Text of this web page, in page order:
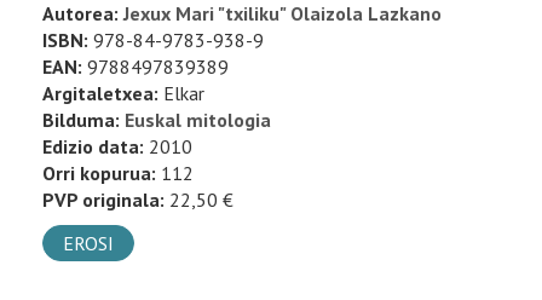
Autorea:Jexux Mari "txiliku" Olaizola Lazkano
ISBN: 978-84-9783-938-9
EAN: 9788497839389
Argitaletxea: Elkar
Bilduma: Euskal mitologia
Edizio data: 2010
Orri kopurua: 112
PVP originala: 22,50 €
EROSI